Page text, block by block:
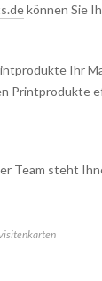
können Sie
Ihr
Printprodukte
Team steht